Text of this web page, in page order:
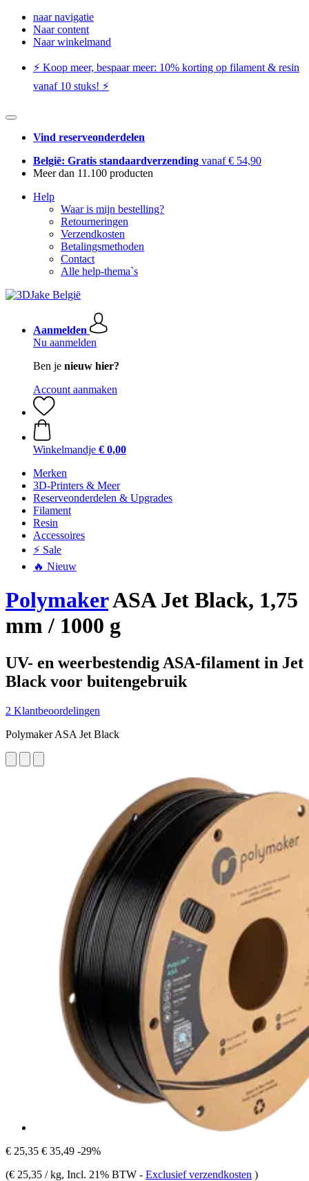
naar navigatie
Naar content
Naar winkelmand
⚡️ Koop meer, bespaar meer: ​​10% korting op filament & resin
vanaf 10 stuks! ⚡️
Vind reserveonderdelen
België: Gratis standaardverzending vanaf € 54,90
Meer dan 11.100 producten
Help
Waar is mijn bestelling?
Retourneringen
Verzendkosten
Betalingsmethoden
Contact
Alle help-thema`s
Aanmelden
Nu aanmelden
Ben je nieuw hier?
Account aanmaken
Winkelmandje € 0,00
Merken
3D-Printers & Meer
Reserveonderdelen & Upgrades
Filament
Resin
Accessoires
⚡ Sale
🔥 Nieuw
PolymakerASA Jet Black, 1,75
mm / 1000 g
UV- en weerbestendig ASA-filament in Jet
Black voor buitengebruik
2 Klantbeoordelingen
Polymaker ASA Jet Black
€ 25,35 € 35,49 -29%
(€ 25,35 / kg, Incl. 21% BTW - Exclusief verzendkosten )